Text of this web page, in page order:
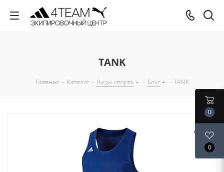
TANK
Главная - Каталог - Виды спорта - Бокс - TANK
0
0